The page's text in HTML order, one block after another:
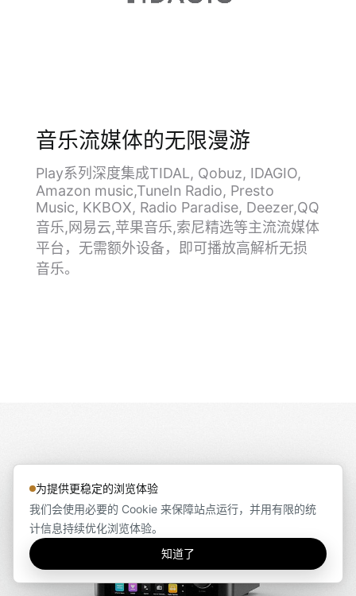
音乐流媒体的无限漫游
Play系列深度集成TIDAL, Qobuz, IDAGIO,
Amazon music,TuneIn Radio, Presto
Music, KKBOX, Radio Paradise, Deezer,QQ
音乐,网易云,苹果音乐,索尼精选等主流流媒体
平台，无需额外设备，即可播放高解析无损
音乐。
为提供更稳定的浏览体验
我们会使用必要的 Cookie 来保障站点运行，并用有限的统
计信息持续优化浏览体验。
知道了